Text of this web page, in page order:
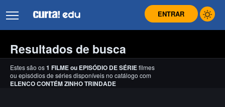
ENTRAR
Resultados de busca
Estes são os1 FILMEou EPISÓDIO DE SÉRIEfilmes
ou episódios de séries disponíveis no catálogo com
ELENCO CONTÉM ZINHO TRINDADE